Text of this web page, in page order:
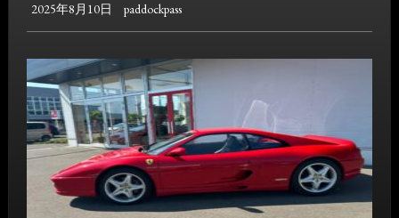
2025年8月10日 paddockpass